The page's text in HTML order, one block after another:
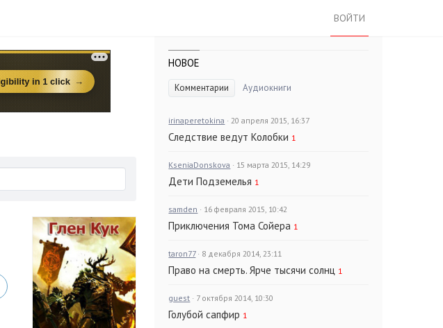
ВОЙТИ
НОВОЕ
Комментарии Аудиокниги
irinaperetokina · 20 апреля 2015, 16:37
Следствие ведут Колобки 1
KseniaDonskova · 15 марта 2015, 14:29
Дети Подземелья 1
samden · 16 февраля 2015, 10:42
Приключения Тома Сойера 1
taron77 · 8 декабря 2014, 23:11
Право на смерть. Ярче тысячи солнц 1
guest · 7 октября 2014, 10:30
Голубой сапфир 1